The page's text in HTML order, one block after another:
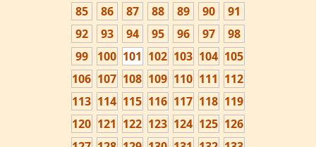
85
86 87 88 89 90
91
92
93 94 95 96 97
98
99
100 101 102 103 104 105
106 107 108 109 110 111 112
113 114 115 116 117 118 119
120 121 122 123 124 125 126